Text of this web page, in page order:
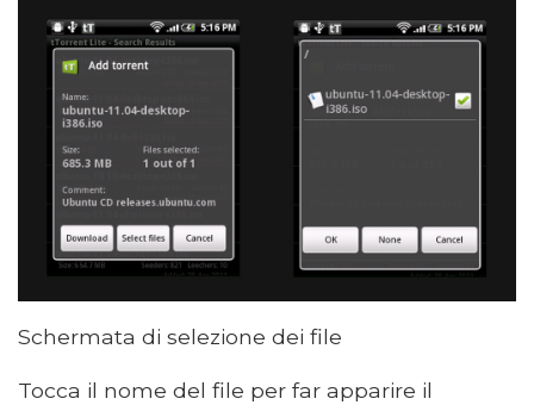
Schermata di selezione dei file
Tocca il nome del file per far apparire il